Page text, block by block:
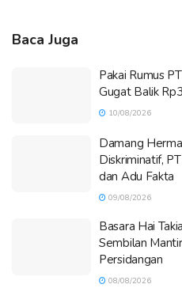
Baca Juga
Pakai Rumus
Gugat Balik
10/08/2026
Damang
Diskriminatif,
dan Adu Fakta
09/08/2026
Basara Hai
Sembilan
Persidangan
08/08/2026